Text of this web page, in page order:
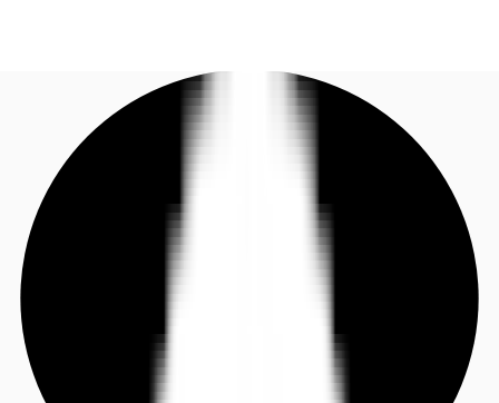
Investieren
Marktinformationen
Ihre Ansprechpartner
Jetzt anrufen